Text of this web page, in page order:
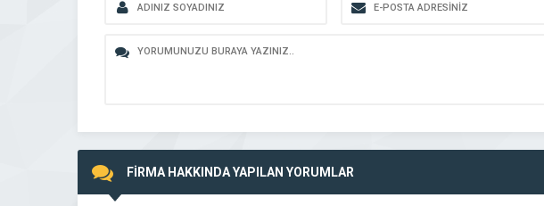
FİRMA HAKKINDA YAPILAN YORUMLAR